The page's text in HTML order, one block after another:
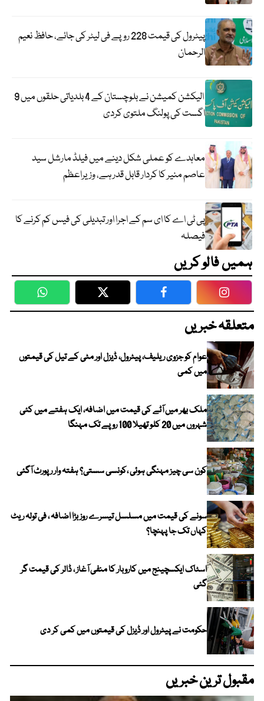
پیٹرول کی قیمت 228 روپے فی لیٹر کی جائے، حافظ نعیم
الرحمان
الیکشن کمیشن نے بلوچستان کے 4 بلدیاتی حلقوں میں 9
اگست کی پولنگ ملتوی کردی
معاہدے کو عملی شکل دینے میں فیلڈ مارشل سید
عاصم منیر کا کردار قابل قدر ہے، وزیراعظم
پی ٹی اے کا ای سم کے اجرا اور تبدیلی کی فیس کم کرنے کا
فیصلہ
ہمیں فالو کریں
WhatsApp Twitter Facebook
متعلقہ خبریں
عوام کو جزوی ریلیف، پیٹرول، ڈیزل اور مٹی کے تیل کی قیمتوں
میں کمی
ملک بھر میں آٹے کی قیمت میں اضافہ، ایک ہفتے میں کئی
شہروں میں 20 کلو تھیلا 100 روپے تک مہنگا
کون سی چیز مہنگی ہوئی ،کونسی سستی؟ ہفتہ وار رپورٹ آگئی
سونے کی قیمت میں مسلسل تیسرے روز بڑا اضافہ ، فی تولہ ریٹ
کہاں تک جا پہنچا؟
اسٹاک ایکسچینج میں کاروبار کا منفی آغاز ، ڈالر کی قیمت گر
گئی
حکومت نے پیٹرول اور ڈیزل کی قیمتوں میں کمی کر دی
مقبول ترین خبریں